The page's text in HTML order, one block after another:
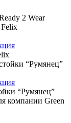
2 Wear
“Румянец”